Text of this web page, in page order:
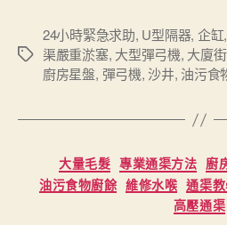
Tags
24小時緊急求助, U型隔器, 企缸,
渠嚴重淤塞, 大型彈弓機, 大廈
廚房星盤, 彈弓機,沙井, 油污食
大量毛髮 專業通渠方法 廚
油污食物廚餘 維修水喉 通渠
高壓通渠